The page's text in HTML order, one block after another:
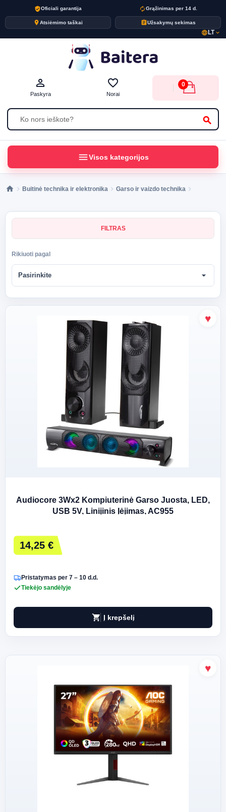
verified_userOficiali garantija autorenewGrąžinimas per 14 d.
placeAtsiėmimo taškai assignmentUžsakymų sekimas
language LTexpand_more
search
person_outline
Paskyra
favorite_border
Norai
0
menuVisos kategorijos
Buitinė technika ir elektronika Garso ir vaizdo technika
FILTRAS
Rikiuoti pagal
Pasirinkite arrow_drop_down
Audiocore 3Wx2 Kompiuterinė Garso Juosta, LED,
USB 5V, Linijinis Įėjimas, AC955
14,25 €
Pristatymas per 7 – 10 d.d.
Tiekėjo sandėlyje
shopping_cart Į krepšelį